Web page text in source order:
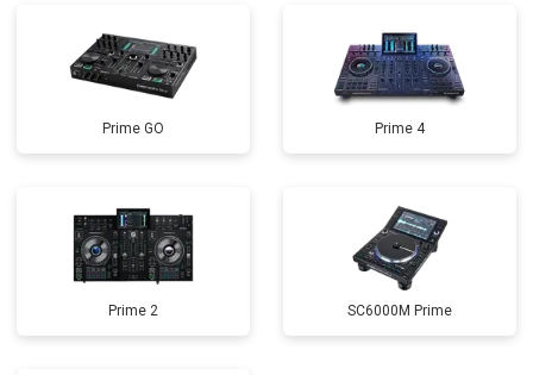
Prime GO Prime 4
Prime 2 SC6000M Prime